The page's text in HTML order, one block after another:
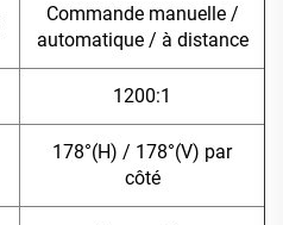
Commande manuelle /
automatique / à distance
1200:1
178°(H) / 178°(V) par
côté